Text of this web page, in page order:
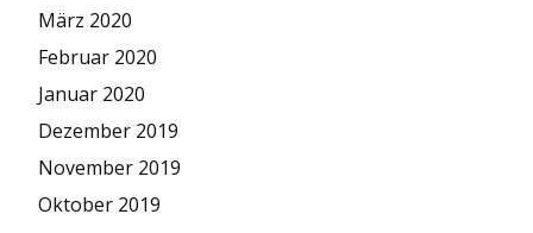
März 2020
Februar 2020
Januar 2020
Dezember 2019
November 2019
Oktober 2019